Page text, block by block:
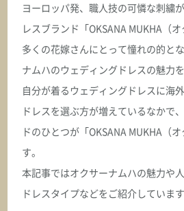
オクサーナムハ
BELLINA ベリーナ
BEVERLY ビバリー
ヨーロッパ発、職人技の可憐な刺繍
レスブランド「OKSANA MUKHA（オ
多くの花嫁さんにとって憧れの的と
ナムハのウェディングドレスの魅力
自分が着るウェディングドレスに海
ドレスを選ぶ方が増えているなかで
ドのひとつが「OKSANA MUKHA（
す。
本記事ではオクサーナムハの魅力や
ドレスタイプなどをご紹介しています